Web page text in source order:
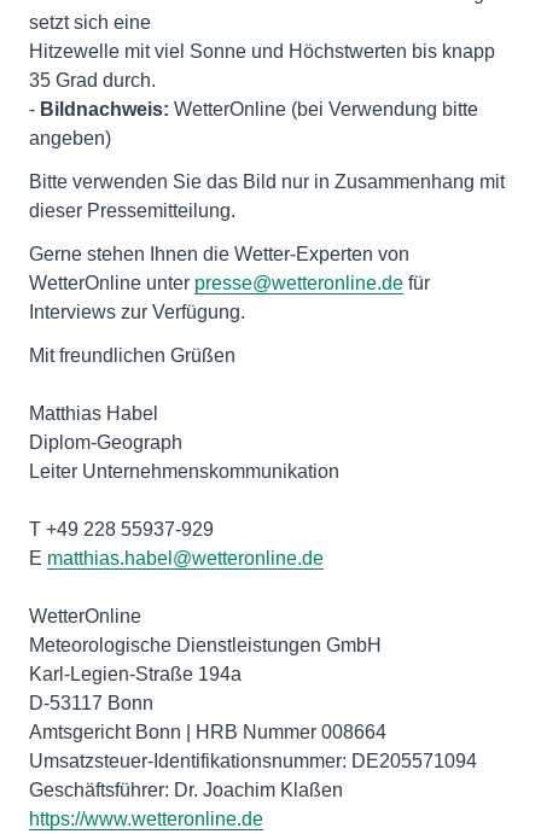
setzt sich eine
Hitzewelle mit viel Sonne und Höchstwerten bis knapp
35 Grad durch.
- Bildnachweis: WetterOnline (bei Verwendung bitte
angeben)
Bitte verwenden Sie das Bild nur in Zusammenhang mit
dieser Pressemitteilung.
Gerne stehen Ihnen die Wetter-Experten von
WetterOnline unter presse@wetteronline.de für
Interviews zur Verfügung.
Mit freundlichen Grüßen
Matthias Habel
Diplom-Geograph
Leiter Unternehmenskommunikation
T +49 228 55937-929
E matthias.habel@wetteronline.de
WetterOnline
Meteorologische Dienstleistungen GmbH
Karl-Legien-Straße 194a
D-53117 Bonn
Amtsgericht Bonn | HRB Nummer 008664
Umsatzsteuer-Identifikationsnummer: DE205571094
https://www.wetteronline.de